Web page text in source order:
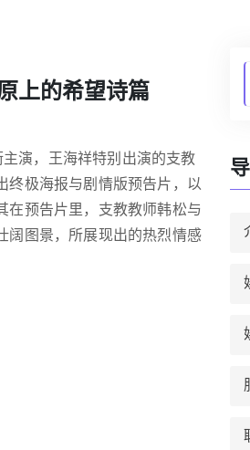
上的希望诗篇
演，王海祥特别出演的支教
终极海报与剧情版预告片，以
在预告片里，支教教师韩松与
阔图景，所展现出的热烈情感